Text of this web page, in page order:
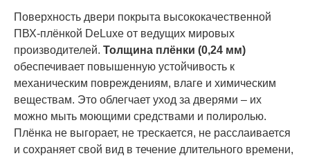
Поверхность двери покрыта высококачественной
ПВХ-плёнкой DeLuxe от ведущих мировых
производителей. Толщина плёнки (0,24 мм)
обеспечивает повышенную устойчивость к
механическим повреждениям, влаге и химическим
веществам. Это облегчает уход за дверями – их
можно мыть моющими средствами и полиролью.
Плёнка не выгорает, не трескается, не расслаивается
и сохраняет свой вид в течение длительного времени,